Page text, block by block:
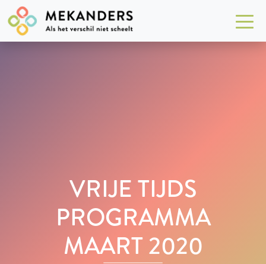
VRIJE TIJDS
PROGRAMMA
MAART 2020